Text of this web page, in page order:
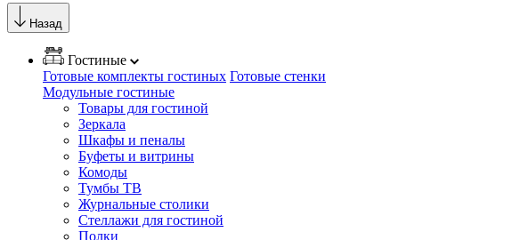
Назад
Гостиные
Готовые комплекты гостиных Готовые стенки
Модульные гостиные
Товары для гостиной
Зеркала
Шкафы и пеналы
Буфеты и витрины
Комоды
Тумбы ТВ
Журнальные столики
Стеллажи для гостиной
Полки